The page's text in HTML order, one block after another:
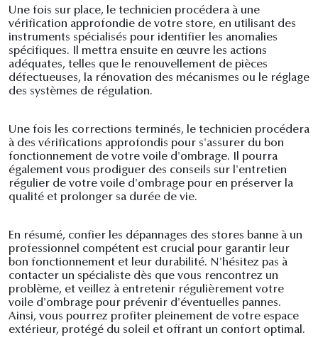
Une fois sur place, le technicien procédera à une
vérification approfondie de votre store, en utilisant des
instruments spécialisés pour identifier les anomalies
spécifiques. Il mettra ensuite en œuvre les actions
adéquates, telles que le renouvellement de pièces
défectueuses, la rénovation des mécanismes ou le réglage
des systèmes de régulation.
Une fois les corrections terminés, le technicien procédera
à des vérifications approfondis pour s'assurer du bon
fonctionnement de votre voile d'ombrage. Il pourra
également vous prodiguer des conseils sur l'entretien
régulier de votre voile d'ombrage pour en préserver la
qualité et prolonger sa durée de vie.
En résumé, confier les dépannages des stores banne à un
professionnel compétent est crucial pour garantir leur
bon fonctionnement et leur durabilité. N'hésitez pas à
contacter un spécialiste dès que vous rencontrez un
problème, et veillez à entretenir régulièrement votre
voile d'ombrage pour prévenir d'éventuelles pannes.
Ainsi, vous pourrez profiter pleinement de votre espace
extérieur, protégé du soleil et offrant un confort optimal.